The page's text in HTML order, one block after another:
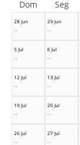
28 Jun
--
29 Jun
--
5 Jul
--
6 Jul
--
12 Jul
--
13 Jul
--
19 Jul
--
20 Jul
--
26 Jul
--
27 Jul
--
Dom Seg